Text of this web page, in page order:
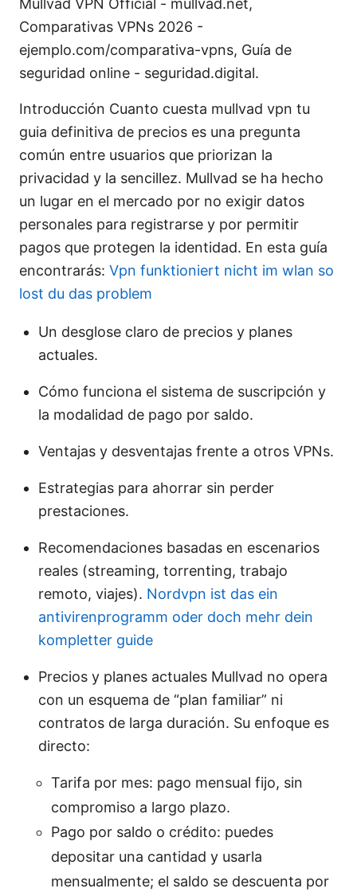
Mullvad VPN Official - mullvad.net,
Comparativas VPNs 2026 -
ejemplo.com/comparativa-vpns, Guía de
seguridad online - seguridad.digital.
Introducción Cuanto cuesta mullvad vpn tu
guia definitiva de precios es una pregunta
común entre usuarios que priorizan la
privacidad y la sencillez. Mullvad se ha hecho
un lugar en el mercado por no exigir datos
personales para registrarse y por permitir
pagos que protegen la identidad. En esta guía
encontrarás: Vpn funktioniert nicht im wlan so
lost du das problem
Un desglose claro de precios y planes
actuales.
Cómo funciona el sistema de suscripción y
la modalidad de pago por saldo.
Ventajas y desventajas frente a otros VPNs.
Estrategias para ahorrar sin perder
prestaciones.
Recomendaciones basadas en escenarios
reales (streaming, torrenting, trabajo
remoto, viajes). Nordvpn ist das ein
antivirenprogramm oder doch mehr dein
kompletter guide
Precios y planes actuales Mullvad no opera
con un esquema de “plan familiar” ni
contratos de larga duración. Su enfoque es
directo:
Tarifa por mes: pago mensual fijo, sin
compromiso a largo plazo.
Pago por saldo o crédito: puedes
depositar una cantidad y usarla
mensualmente; el saldo se descuenta por